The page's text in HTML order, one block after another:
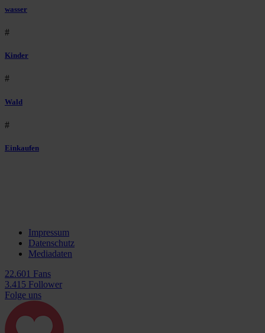
wasser
#
Kinder
#
Wald
#
Einkaufen
Impressum
Datenschutz
Mediadaten
22.601 Fans
3.415 Follower
Folge uns